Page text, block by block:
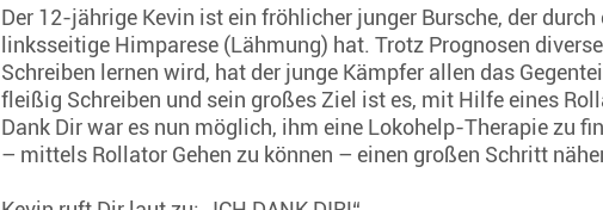
Der 12-jährige Kevin ist ein fröhlicher junger Bursche, der
linksseitige Himparese (Lähmung) hat. Trotz Prognosen
Schreiben lernen wird, hat der junge Kämpfer allen das
fleißig Schreiben und sein großes Ziel ist es, mit Hilfe eines
Dank Dir war es nun möglich, ihm eine Lokohelp-Therapie zu
– mittels Rollator Gehen zu können – einen großen Schritt